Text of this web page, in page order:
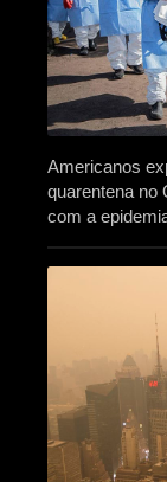
Americanos
quarentena no
com a